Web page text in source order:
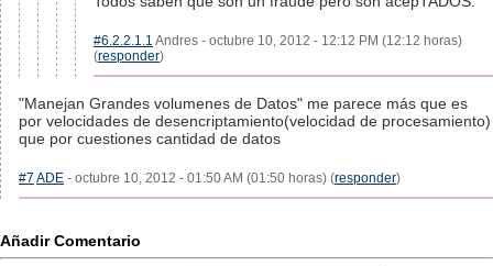
#6.2.2.1.1 Andres - octubre 10, 2012 - 12:12 PM (12:12 horas)
(responder)
"Manejan Grandes volumenes de Datos" me parece más que es
por velocidades de desencriptamiento(velocidad de procesamiento)
que por cuestiones cantidad de datos
#7 ADE - octubre 10, 2012 - 01:50 AM (01:50 horas) (responder)
Añadir Comentario